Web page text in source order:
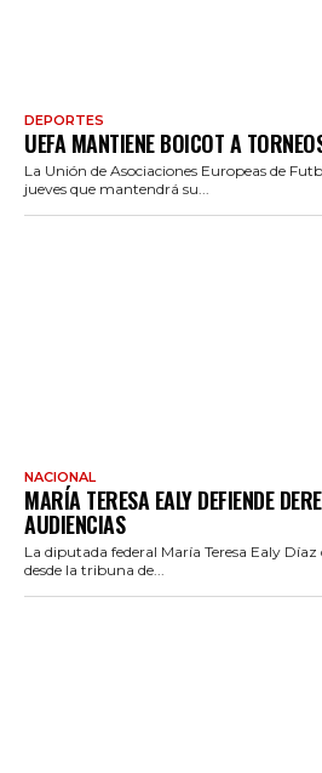
DEPORTES
UEFA MANTIENE BOICOT A
La Unión de Asociaciones Europeas de
jueves que mantendrá su...
NACIONAL
MARÍA TERESA EALY DEFIENDE
AUDIENCIAS
La diputada federal María Teresa Ealy Díaz
desde la tribuna de...